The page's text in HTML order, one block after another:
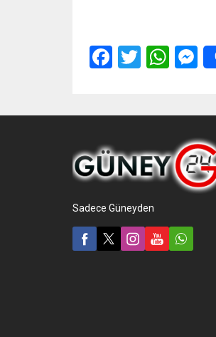
Facebook
Twitter
Sadece Güneyden